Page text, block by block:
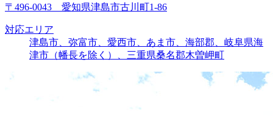
〒496-0043 愛知県津島市古川町1-86
対応エリア
津島市、弥富市、愛西市、あま市、海部郡、岐阜県海
津市（幡長を除く）、三重県桑名郡木曽岬町